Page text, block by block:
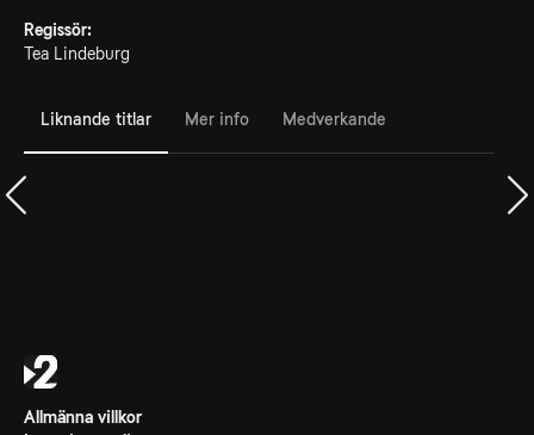
Regissör:
Tea Lindeburg
Liknande titlar Mer info Medverkande
Allmänna villkor